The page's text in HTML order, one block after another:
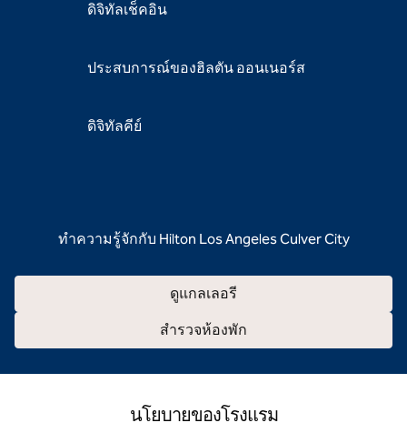
ดิจิทัลเช็คอิน
ประสบการณ์ของฮิลตัน ออนเนอร์ส
ดิจิทัลคีย์
ทําความรู้จักกับ Hilton Los Angeles Culver City
ดูแกลเลอรี
สํารวจห้องพัก
นโยบายของโรงแรม